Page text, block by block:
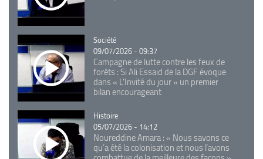
Catégorie
Société
09/07/2026 - 09:37
Campagne de lutte contre les feux de
forêts : Si Ali Essaid de la DGF évoque
dans « L'Invité du jour » un premier
bilan encourageant
Catégorie
Histoire
05/07/2026 - 14:12
Noureddine Amara : « Nous savons ce
qu’a été la colonisation et nous l’avons